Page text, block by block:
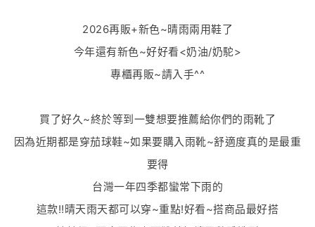
2026再販+新色~晴雨兩用鞋了
今年還有新色~好好看<奶油/奶駝>
專櫃再販~請入手^^
買了好久~終於等到一雙想要推薦給你們的雨靴了
因為近期都是穿茄球鞋~如果要購入雨靴~舒適度真的是最重
要得
台灣一年四季都蠻常下雨的
這款!!晴天雨天都可以穿~重點!好看~搭商品最好搭